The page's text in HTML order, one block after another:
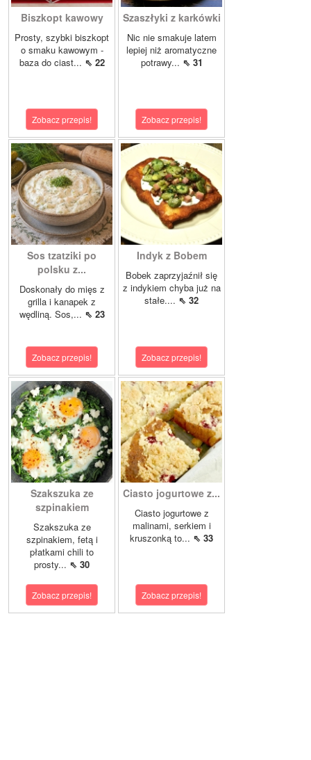
Biszkopt kawowy
Prosty, szybki biszkopt
o smaku kawowym -
baza do ciast... ⇖ 22
Zobacz przepis!
Szaszłyki z karkówki
Nic nie smakuje latem
lepiej niż aromatyczne
potrawy... ⇖ 31
Zobacz przepis!
Sos tzatziki po
polsku z...
Doskonały do mięs z
grilla i kanapek z
wędliną. Sos,... ⇖ 23
Zobacz przepis!
Indyk z Bobem
Bobek zaprzyjaźnił się
z indykiem chyba już na
stałe.... ⇖ 32
Zobacz przepis!
Szakszuka ze
szpinakiem
Szakszuka ze
szpinakiem, fetą i
płatkami chili to
prosty... ⇖ 30
Zobacz przepis!
Ciasto jogurtowe z...
Ciasto jogurtowe z
malinami, serkiem i
kruszonką to... ⇖ 33
Zobacz przepis!